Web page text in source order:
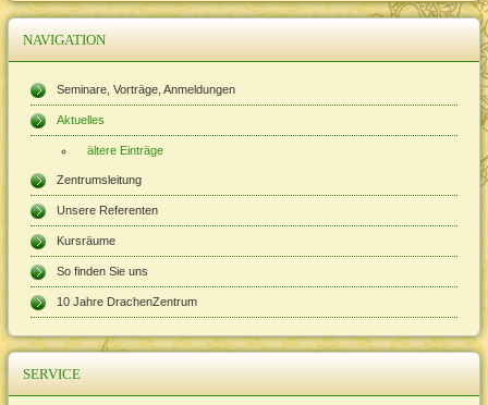
NAVIGATION
Seminare, Vorträge, Anmeldungen
Aktuelles
ältere Einträge
Zentrumsleitung
Unsere Referenten
Kursräume
So finden Sie uns
10 Jahre DrachenZentrum
SERVICE